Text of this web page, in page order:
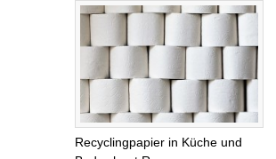
Recyclingpapier in Küche und